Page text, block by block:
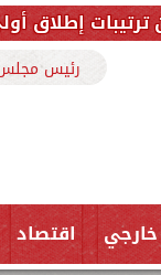
بطولات
رئيس مجلس
خارجي اقتصاد